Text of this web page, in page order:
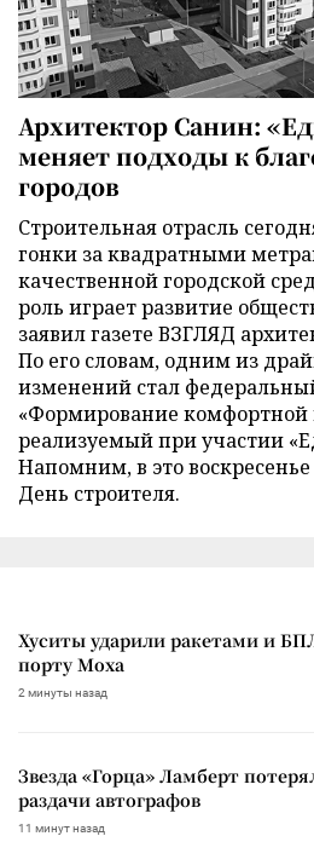
Архитектор Санин:
меняет подходы к
городов
Строительная отрасль
гонки за квадратными
качественной городской
роль играет развитие
заявил газете ВЗГЛЯД
По его словам, одним из
изменений стал
«Формирование комфортной
реализуемый при участии
Напомним, в это
День строителя.
Хуситы ударили ракетами и
порту Моха
2 минуты назад
Звезда «Горца» Ламберт
раздачи автографов
11 минут назад